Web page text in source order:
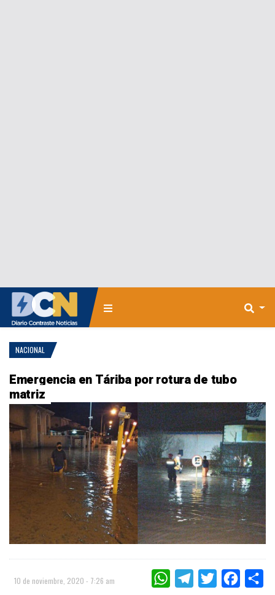
NACIONAL
Emergencia en Táriba por rotura de tubo
matriz
10 de noviembre, 2020 - 7:26 am WHATSAPPTELEGRAMTWITTER